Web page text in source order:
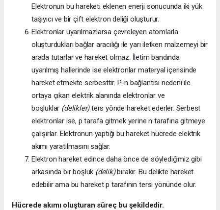
Elektronun bu hareketi eklenen enerji sonucunda iki yük
taşıyıcı ve bir çift elektron deliği oluşturur.
Elektronlar uyarılmazlarsa çevreleyen atomlarla
oluşturdukları bağlar aracılığı ile yarı iletken malzemeyi bir
arada tutarlar ve hareket olmaz. İletim bandında
uyarılmış hallerinde ise elektronlar materyal içerisinde
hareket etmekte serbesttir. P-n bağlantısı nedeni ile
ortaya çıkan elektrik alanında elektronlar ve
boşluklar (delikler)ters yönde hareket ederler. Serbest
elektronlar ise, p tarafa gitmek yerine n tarafına gitmeye
çalışırlar. Elektronun yaptığı bu hareket hücrede elektrik
akımı yaratılmasını sağlar.
Elektron hareket edince daha önce de söylediğimiz gibi
arkasında bir boşluk (delik)bırakır. Bu delikte hareket
edebilir ama bu hareket p tarafının tersi yönünde olur.
Hücrede akımı oluşturan süreç bu şekildedir.